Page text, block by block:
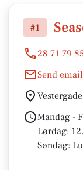
#1
28 71 79
Send email
Mandag -
Lørdag:
Søndag: